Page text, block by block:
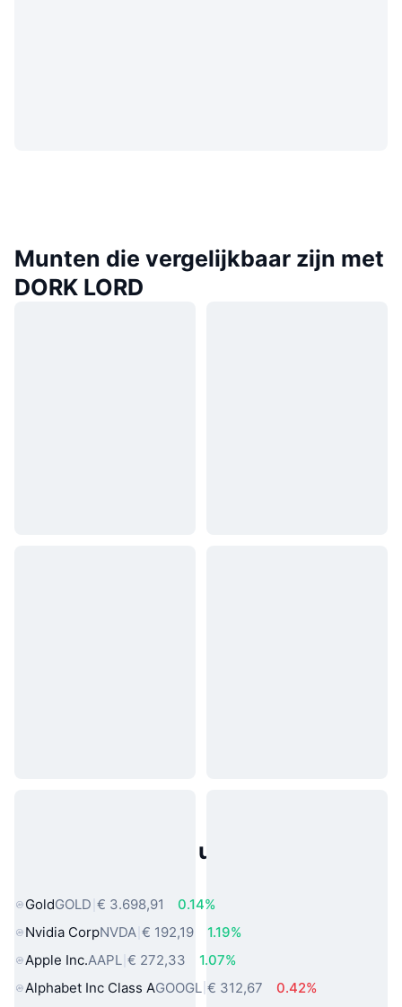
Munten die vergelijkbaar zijn met
DORK LORD
Populaire activa uit de echte
GoldGOLD € 3.698,91
0.14%
Nvidia CorpNVDA € 192,19
1.19%
Apple Inc.AAPL € 272,33
1.07%
Alphabet Inc Class AGOOGL € 312,67
0.42%